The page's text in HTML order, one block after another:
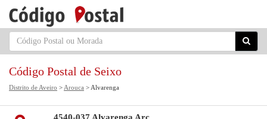
Código Postal de Seixo
Distrito de Aveiro > Arouca > Alvarenga